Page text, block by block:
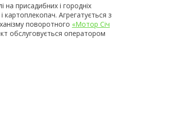
на присадибних і городніх
картоплекопач. Агрегатується з
поворотного «Мотор Січ
обслуговується оператором